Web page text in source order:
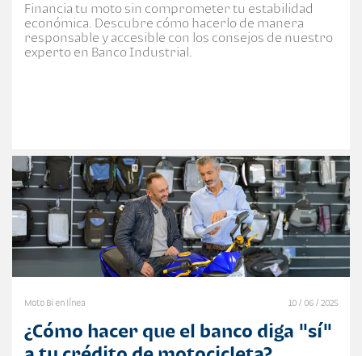
Financia tu moto sin comprometer tu estabilidad
económica. Descubre cómo hacerlo de manera
responsable y accesible con los consejos de nuestro
experto en Banco Industrial.
Moto Bi en línea 10 / 06 / 2025
¿Cómo hacer que el banco diga "sí"